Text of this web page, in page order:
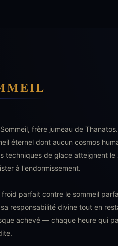
frère jumeau de
éternel dont aucun cosmos
techniques de glace atteignent le
à l'endormissement.
parfait contre le sommeil
responsabilité divine tout en
achevé — chaque heure qui